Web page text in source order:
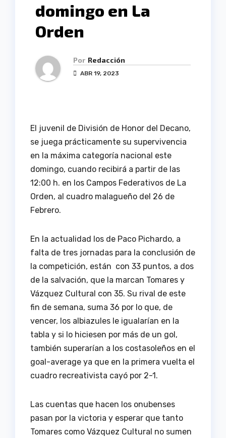
domingo en La
Orden
Por Redacción
ABR 19, 2023
El juvenil de División de Honor del Decano,
se juega prácticamente su supervivencia
en la máxima categoría nacional este
domingo, cuando recibirá a partir de las
12:00 h. en los Campos Federativos de La
Orden, al cuadro malagueño del 26 de
Febrero.
En la actualidad los de Paco Pichardo, a
falta de tres jornadas para la conclusión de
la competición, están con 33 puntos, a dos
de la salvación, que la marcan Tomares y
Vázquez Cultural con 35. Su rival de este
fin de semana, suma 36 por lo que, de
vencer, los albiazules le igualarían en la
tabla y si lo hiciesen por más de un gol,
también superarían a los costasoleños en el
goal-average ya que en la primera vuelta el
cuadro recreativista cayó por 2-1.
Las cuentas que hacen los onubenses
pasan por la victoria y esperar que tanto
Tomares como Vázquez Cultural no sumen